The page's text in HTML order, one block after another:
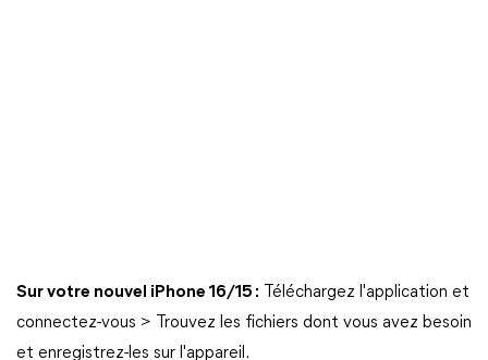
Sur votre nouvel iPhone 16/15 : Téléchargez l'application et
connectez-vous > Trouvez les fichiers dont vous avez besoin
et enregistrez-les sur l'appareil.